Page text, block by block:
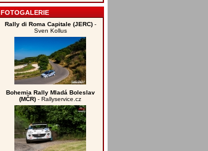
FOTOGALERIE
Rally di Roma Capitale (JERC)-
Sven Kollus
Bohemia Rally Mladá Boleslav
(MČR) - Rallyservice.cz